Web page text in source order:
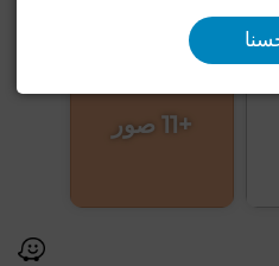
+11 صور